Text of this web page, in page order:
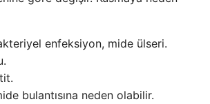
enfeksiyon, mide ülseri.
bulantısına neden olabilir.